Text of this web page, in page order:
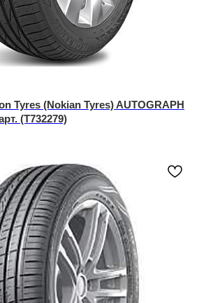
Tyres (Nokian Tyres) AUTOGRAPH
(T732279)